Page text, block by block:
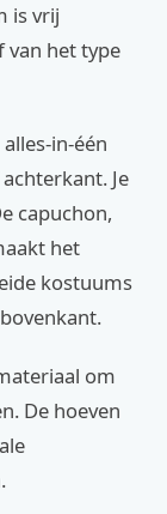
is vrij
van het type
in-één
Je
capuchon,
het
kostuums
om
De hoeven